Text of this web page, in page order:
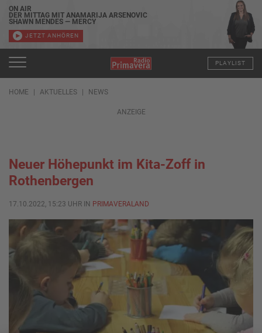
ON AIR
DER MITTAG MIT ANAMARIJA ARSENOVIC
SHAWN MENDES — MERCY
JETZT ANHÖREN
PLAYLIST
HOME AKTUELLES NEWS
ANZEIGE
Neuer Höhepunkt im Kita-Zoff in
Rothenbergen
17.10.2022, 15:23 UHR IN PRIMAVERALAND